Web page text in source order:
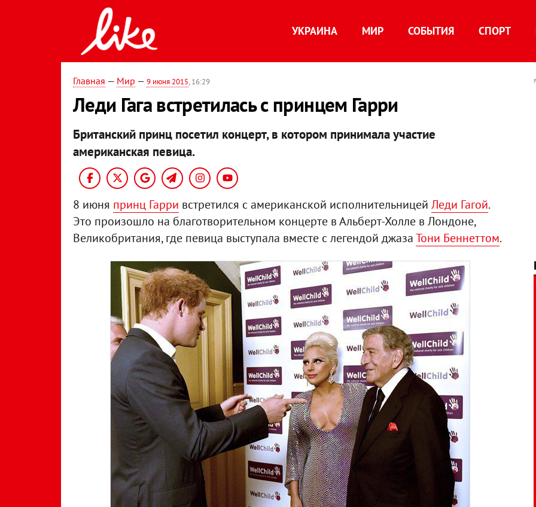
УКРАИНА МИР СОБЫТИЯ СПОРТ
Главная — Мир — 9 июня 2015, 16:29
Леди Гага встретилась с принцем Гарри
Британский принц посетил концерт, в котором принимала участие
американская певица.
8 июня принц Гарри встретился с американской исполнительницей Леди Гагой.
Это произошло на благотворительном концерте в Альберт-Холле в Лондоне,
Великобритания, где певица выступала вместе с легендой джазаТони Беннеттом.